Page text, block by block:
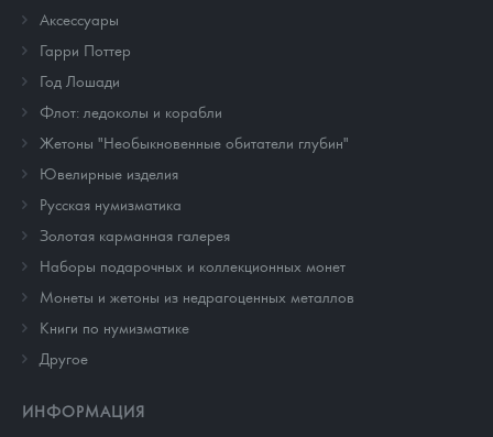
Аксессуары
Гарри Поттер
Год Лошади
Флот: ледоколы и корабли
Жетоны "Необыкновенные обитатели глубин"
Ювелирные изделия
Русская нумизматика
Золотая карманная галерея
Наборы подарочных и коллекционных монет
Монеты и жетоны из недрагоценных металлов
Книги по нумизматике
Другое
ИНФОРМАЦИЯ